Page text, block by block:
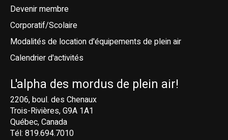
Devenir membre
Corporatif/Scolaire
Modalités de location d'équipements de plein air
Calendrier d'activités
L'alpha des mordus de plein air!
2206, boul. des Chenaux
Trois-Rivières, G9A 1A1
Québec, Canada
Tél: 819.694.7010